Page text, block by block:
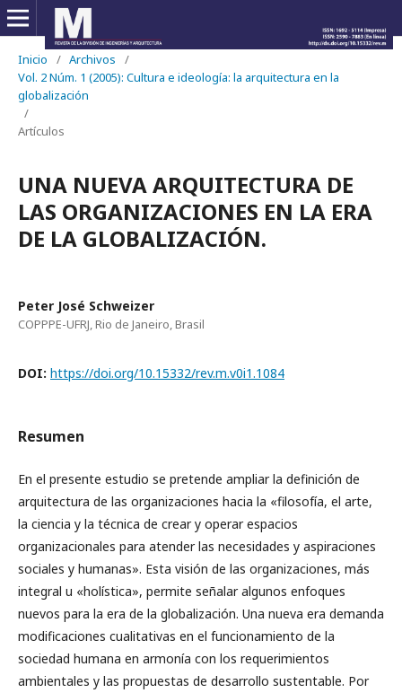
Inicio / Archivos
/
Vol. 2 Núm. 1 (2005): Cultura e ideología: la arquitectura en la
globalización
/
Artículos
UNA NUEVA ARQUITECTURA DE
LAS ORGANIZACIONES EN LA ERA
DE LA GLOBALIZACIÓN.
Peter José Schweizer
COPPPE-UFRJ, Rio de Janeiro, Brasil
DOI: https://doi.org/10.15332/rev.m.v0i1.1084
Resumen
En el presente estudio se pretende ampliar la definición de
arquitectura de las organizaciones hacia la «filosofía, el arte,
la ciencia y la técnica de crear y operar espacios
organizacionales para atender las necesidades y aspiraciones
sociales y humanas». Esta visión de las organizaciones, más
integral u «holística», permite señalar algunos enfoques
nuevos para la era de la globalización. Una nueva era demanda
modificaciones cualitativas en el funcionamiento de la
sociedad humana en armonía con los requerimientos
ambientales y las propuestas de desarrollo sustentable. Por